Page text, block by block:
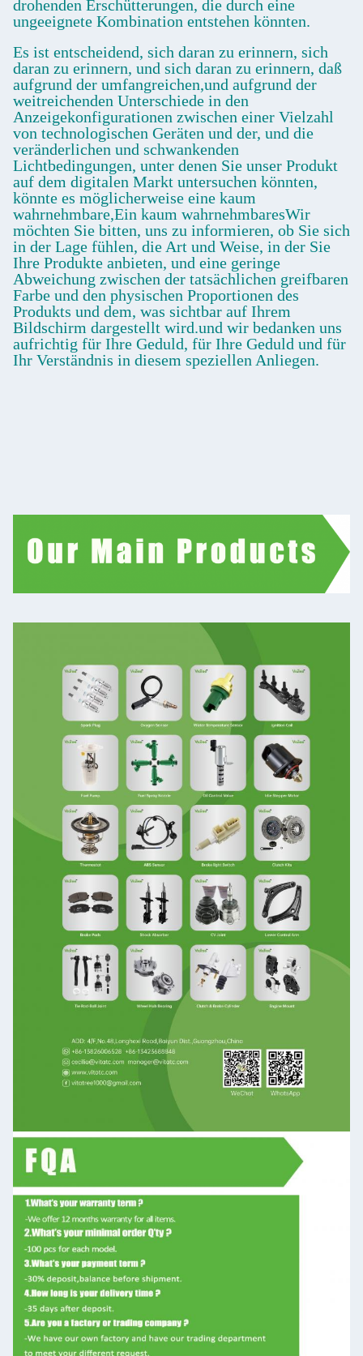
drohenden Erschütterungen, die durch eine
ungeeignete Kombination entstehen könnten.
Es ist entscheidend, sich daran zu erinnern, sich
daran zu erinnern, und sich daran zu erinnern, daß
aufgrund der umfangreichen,und aufgrund der
weitreichenden Unterschiede in den
Anzeigekonfigurationen zwischen einer Vielzahl
von technologischen Geräten und der, und die
veränderlichen und schwankenden
Lichtbedingungen, unter denen Sie unser Produkt
auf dem digitalen Markt untersuchen könnten,
könnte es möglicherweise eine kaum
wahrnehmbare,Ein kaum wahrnehmbaresWir
möchten Sie bitten, uns zu informieren, ob Sie sich
in der Lage fühlen, die Art und Weise, in der Sie
Ihre Produkte anbieten, und eine geringe
Abweichung zwischen der tatsächlichen greifbaren
Farbe und den physischen Proportionen des
Produkts und dem, was sichtbar auf Ihrem
Bildschirm dargestellt wird.und wir bedanken uns
aufrichtig für Ihre Geduld, für Ihre Geduld und für
Ihr Verständnis in diesem speziellen Anliegen.